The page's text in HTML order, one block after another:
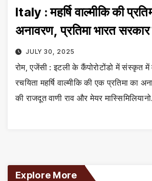
Italy : महर्षि वाल्मीकि की
अनावरण, प्रतिमा भारत
JULY 30, 2025
रोम, एजेंसी : इटली के कैंपोरोटोंडो में संस्कृत में
रचयिता महर्षि वाल्मीकि की एक प्रतिमा का
की राजदूत वाणी राव और मेयर
Explore More